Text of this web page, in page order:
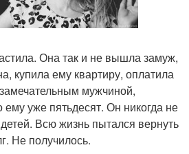
Она так и не вышла замуж,
купила ему квартиру, оплатила
мужчиной,
уже пятьдесят. Он никогда не
Всю жизнь пытался вернуть
Не получилось.